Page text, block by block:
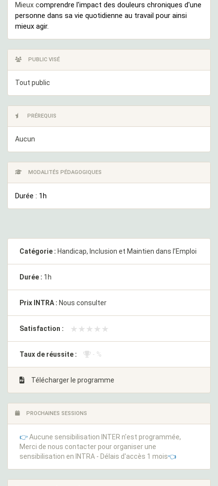
Mieux comprendre l'impact des douleurs chroniques d'une
personne dans sa vie quotidienne au travail pour ainsi
mieux agir.
PUBLIC VISÉ
Tout public
PRÉREQUIS
Aucun
MODALITÉS PÉDAGOGIQUES
Durée : 1h
Catégorie : Handicap, Inclusion et Maintien dans l’Emploi
Durée : 1h
Prix INTRA : Nous consulter
Satisfaction : ★★★★★
★★★★★
Taux de réussite : - %
Télécharger le programme
PROCHAINES SESSIONS
👉Aucune sensibilisation INTER n'est programmée,
Merci de nous contacter pour organiser une
sensibilisation en INTRA - Délais d'accès 1 mois👈